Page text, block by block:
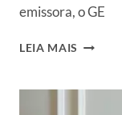
emissora, o GE
LEIA MAIS APÓS